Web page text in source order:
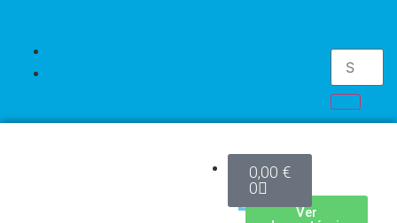
Kits
Escolha
Kits
Ver
ModsVer
Pods Ver
Accesorios
Ver
PilhasVer
Descartáveis
Ver
0,00 €
0